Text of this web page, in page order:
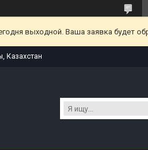
выходной. Ваша заявка будет
Казахстан